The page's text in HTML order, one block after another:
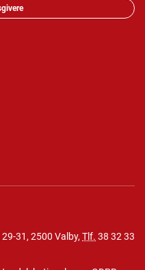
31, 2500 Valby, Tlf. 38 32 33